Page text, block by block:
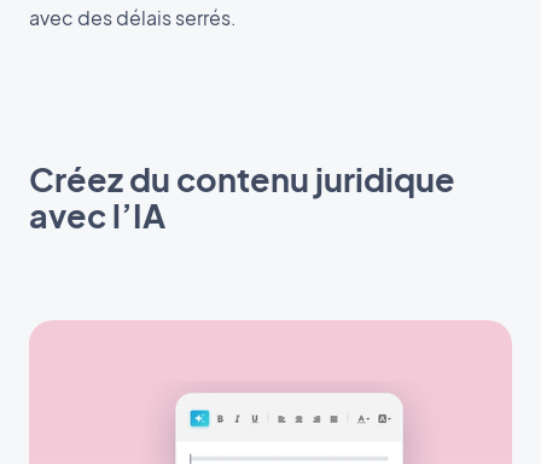
avec des délais serrés.
Créez du contenu juridique
avec l’IA